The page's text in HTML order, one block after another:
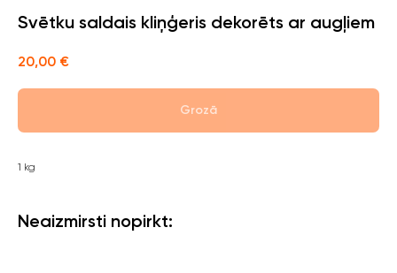
Svētku saldais kliņģeris dekorēts ar augļiem
20,00 €
Grozā
1 kg
Neaizmirsti nopirkt: